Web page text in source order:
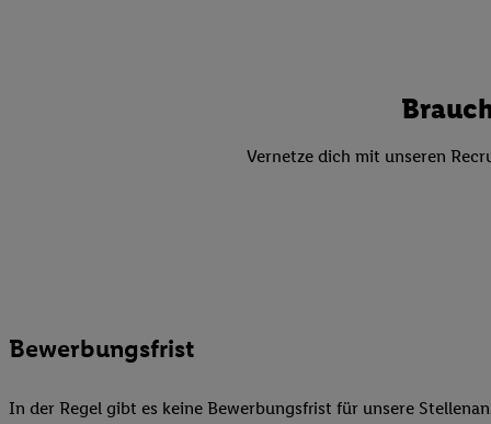
Vernetze dich mit unseren
Bewerbungsfrist
In der Regel gibt es keine Bewerbungsfrist für unsere
Technologie für
Verwendung
von Zielgruppen
reduzierter Daten